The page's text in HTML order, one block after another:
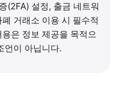
(2FA) 설정, 출금 네트워
거래소 이용 시 필수적
은 정보 제공을 목적으
언이 아닙니다.